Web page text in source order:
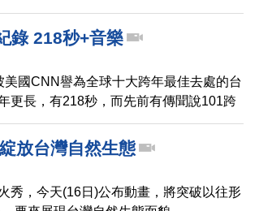
錄 218秒+音樂
國CNN譽為全球十大跨年最佳去處的台
更長，有218秒，而先前有傳聞說101跨
事長今天表示，台北101的煙火，會一
放台灣自然生態
秀，今天(16日)公布動畫，將突破以往形